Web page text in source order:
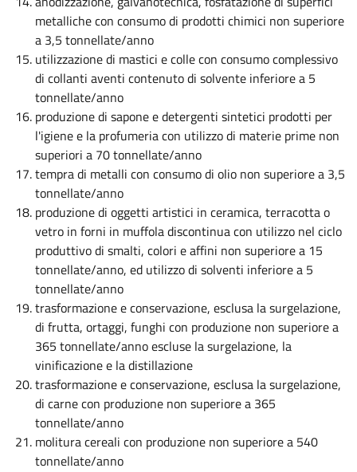
metalliche con consumo di prodotti chimici non superiore
a 3,5 tonnellate/anno
utilizzazione di mastici e colle con consumo complessivo
di collanti aventi contenuto di solvente inferiore a 5
tonnellate/anno
produzione di sapone e detergenti sintetici prodotti per
l'igiene e la profumeria con utilizzo di materie prime non
superiori a 70 tonnellate/anno
tempra di metalli con consumo di olio non superiore a 3,5
tonnellate/anno
produzione di oggetti artistici in ceramica, terracotta o
vetro in forni in muffola discontinua con utilizzo nel ciclo
produttivo di smalti, colori e affini non superiore a 15
tonnellate/anno, ed utilizzo di solventi inferiore a 5
tonnellate/anno
trasformazione e conservazione, esclusa la surgelazione,
di frutta, ortaggi, funghi con produzione non superiore a
365 tonnellate/anno escluse la surgelazione, la
vinificazione e la distillazione
trasformazione e conservazione, esclusa la surgelazione,
di carne con produzione non superiore a 365
tonnellate/anno
molitura cereali con produzione non superiore a 540
tonnellate/anno